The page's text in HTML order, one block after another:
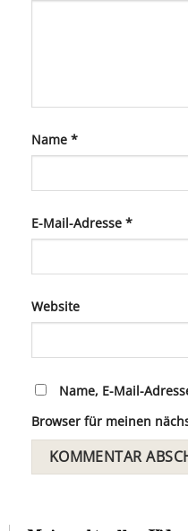
Name *
E-Mail-Adresse *
Website
Name, E-Mail-
Browser für meinen